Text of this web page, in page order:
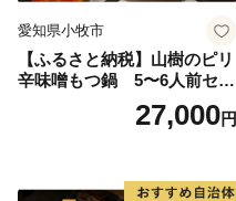
愛知県小牧市
【ふるさと納税】山樹のピリ
辛味噌もつ鍋 5〜6人前セッ
ト 山樹 国産 牛もつ ホルモン
モツ オンライン飲み会 ホー
時間
27,000円